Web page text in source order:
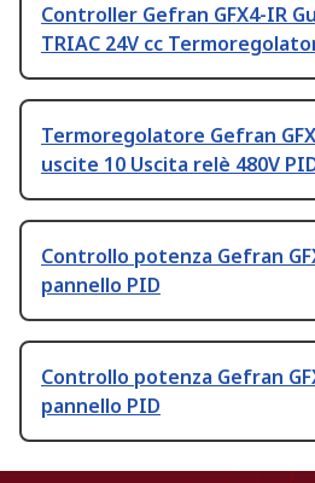
Controller Gefran GFX4-IR
TRIAC 24V cc
Termoregolatore Gefran
uscite 10 Uscita relè 480V
Controllo potenza Gefran
pannello PID
Controllo potenza Gefran
pannello PID